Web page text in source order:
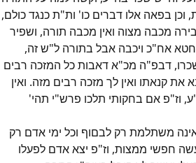
בפאה אלו דברים כו' ות"ת כנגד כולם,
מכבה מצוה ואין מכבה תורה, ושפיר
אח"כ ויכבה אבל בתורה ל"ש זה,
דבפ"ה מכ"א דאבות כל המזכה רבים
את קנאתו ואין לך מזכה רבים מזה. ואין
וז"פ אם בחקותי תלכו פרש"י תהי'
משתלמת רק לבםוף וכל ימי אדם רק
חפשי ממצות, וז"פ יצא אדם לפעלו